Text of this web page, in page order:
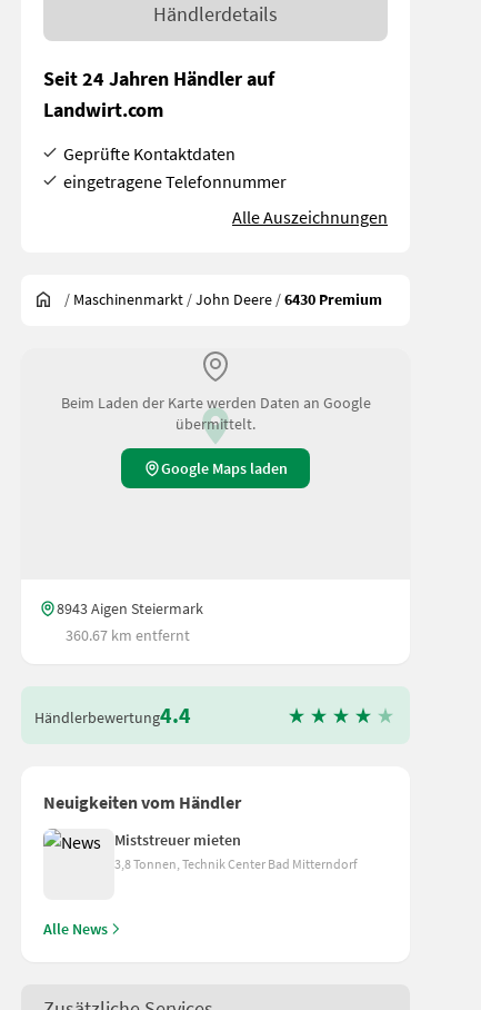
Händlerdetails
Seit 24 Jahren Händler auf
Landwirt.com
Geprüfte Kontaktdaten
eingetragene Telefonnummer
Alle Auszeichnungen
/ Maschinenmarkt /John Deere /6430 Premium
Beim Laden der Karte werden Daten an Google
übermittelt.
Google Maps laden
8943 Aigen Steiermark
360.67 km entfernt
Händlerbewertung4.4
Neuigkeiten vom Händler
Miststreuer mieten
3,8 Tonnen, Technik Center Bad Mitterndorf
Alle News